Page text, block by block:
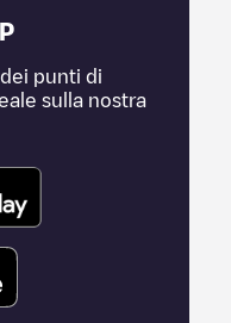
punti di
sulla nostra